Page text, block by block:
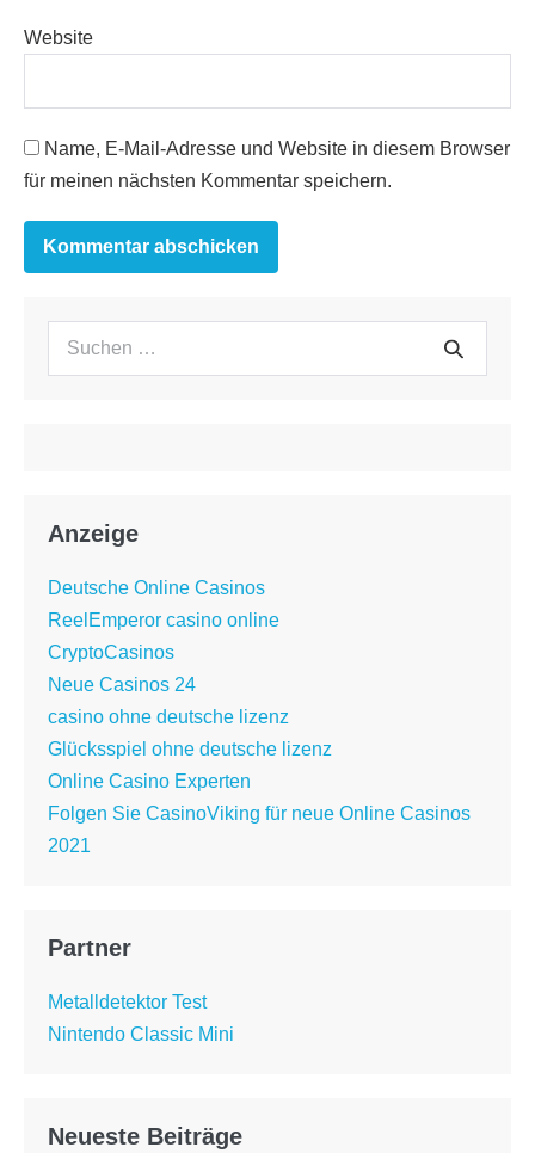
Website
Name, E-Mail-Adresse und Website in diesem Browser
für meinen nächsten Kommentar speichern.
Suchen
Suche
Anzeige
Deutsche Online Casinos
ReelEmperor casino online
CryptoCasinos
Neue Casinos 24
casino ohne deutsche lizenz
Glücksspiel ohne deutsche lizenz
Online Casino Experten
Folgen Sie CasinoViking für neue Online Casinos
2021
Partner
Metalldetektor Test
Nintendo Classic Mini
Neueste Beiträge